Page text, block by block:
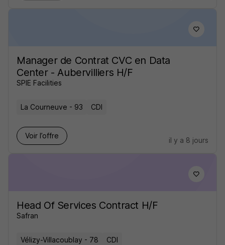
Manager de Contrat CVC en Data
Center - Aubervilliers H/F
SPIE Facilities
La Courneuve - 93 CDI
Voir l’offre
il y a 8 jours
Head Of Services Contract H/F
Safran
Vélizy-Villacoublay - 78 CDI